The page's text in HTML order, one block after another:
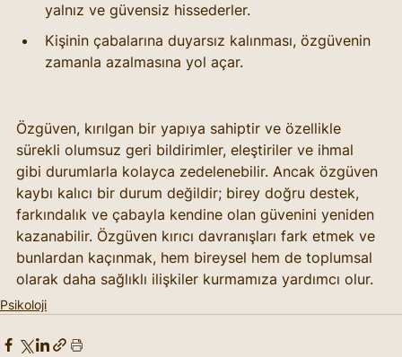
yalnız ve güvensiz hissederler.
Kişinin çabalarına duyarsız kalınması, özgüvenin
zamanla azalmasına yol açar.
Özgüven, kırılgan bir yapıya sahiptir ve özellikle
sürekli olumsuz geri bildirimler, eleştiriler ve ihmal
gibi durumlarla kolayca zedelenebilir. Ancak özgüven
kaybı kalıcı bir durum değildir; birey doğru destek,
farkındalık ve çabayla kendine olan güvenini yeniden
kazanabilir. Özgüven kırıcı davranışları fark etmek ve
bunlardan kaçınmak, hem bireysel hem de toplumsal
olarak daha sağlıklı ilişkiler kurmamıza yardımcı olur.
Psikoloji